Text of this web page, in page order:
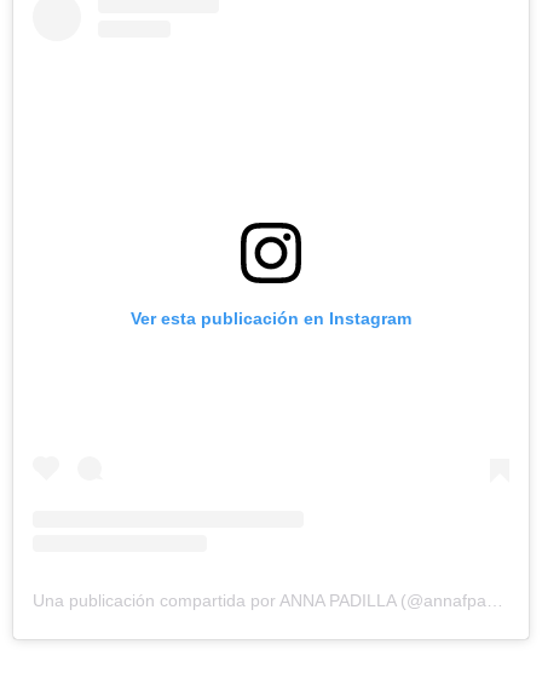
Ver esta publicación en Instagram